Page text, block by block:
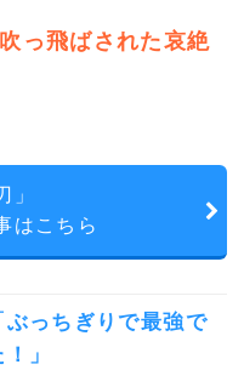
っ飛ばされた哀絶
」
はこちら
ぶっちぎりで最強で
」